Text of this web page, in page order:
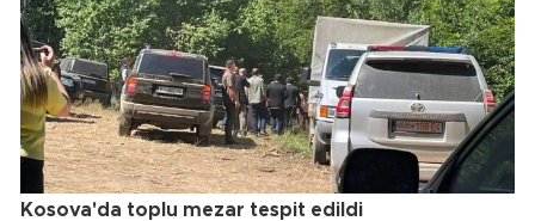
Kosova'da toplu mezar tespit edildi